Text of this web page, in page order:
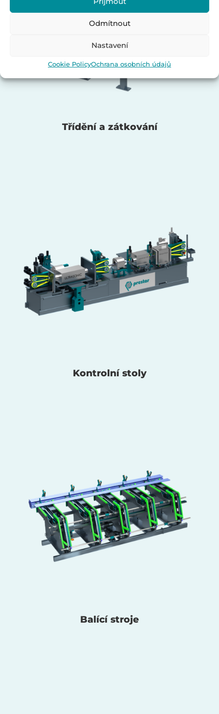
Odmítnout
Nastavení
Cookie PolicyOchrana osobních údajů
Třídění a zátkování
Kontrolní stoly
Balící stroje